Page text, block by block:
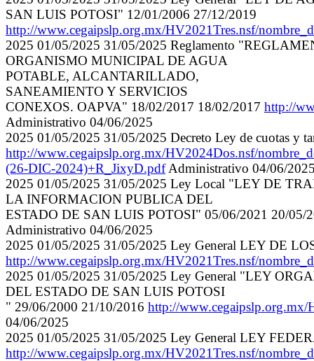
SAN LUIS POTOSI" 12/01/2006 27/12/2019
http://www.cegaipslp.org.mx/HV2021Tres.nsf/
2025 01/05/2025 31/05/2025 Reglamento
ORGANISMO MUNICIPAL DE AGUA
POTABLE, ALCANTARILLADO,
SANEAMIENTO Y SERVICIOS
CONEXOS. OAPVA" 18/02/2017 18/02/2017 http://
Administrativo 04/06/2025
2025 01/05/2025 31/05/2025 Decreto Ley de cuotas y
http://www.cegaipslp.org.mx/HV2024Dos.nsf/
(26-DIC-2024)+R_JixyD.pdfAdministrativo 04/06/
2025 01/05/2025 31/05/2025 Ley Local "LEY DE
LA INFORMACION PUBLICA DEL
ESTADO DE SAN LUIS POTOSI" 05/06/2021 20/05/
Administrativo 04/06/2025
2025 01/05/2025 31/05/2025 Ley General LEY DE
http://www.cegaipslp.org.mx/HV2021Tres.nsf/
2025 01/05/2025 31/05/2025 Ley General "LEY
DEL ESTADO DE SAN LUIS POTOSI
" 29/06/2000 21/10/2016 http://
04/06/2025
2025 01/05/2025 31/05/2025 Ley General LEY
http://www.cegaipslp.org.mx/HV2021Tres.nsf/